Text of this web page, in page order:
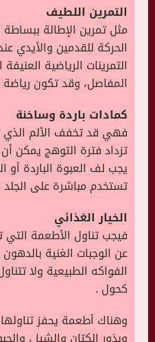
التمرين اللطيف
مثل تمرين الإطالة
الحركة للقدمين والأيدي
التمرينات الرياضية
المفاصل، وقد تكون
كمادات باردة وساخنة
فهي قد تخفف الألم الذي
تزداد فترة التوهج يمكن
يجب لف العبوة الباردة أو
تستخدم مباشرة على الجلد
الخيار الغذائي
فيجب تناول الأطعمة التي
عن الوجبات الغنية
الفواكه الطبيعية ولا
كحول .
وهناك أطعمة يحفز